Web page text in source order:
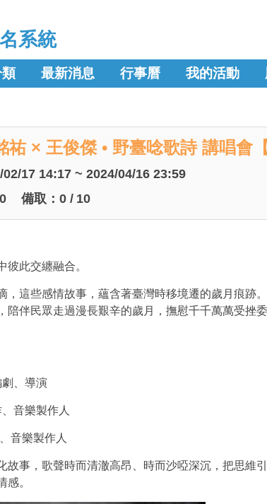
系統
最新消息 行事曆 我的活動
祐 × 王俊傑 • 野臺唸歌詩 講唱會
02/17 14:17 ~ 2024/04/16 23:59
備取：0 / 10
此交纏融合。
，這些感情故事，蘊含著臺灣時移境遷的歲月痕跡
伴民眾走過漫長艱辛的歲月，撫慰千千萬萬受挫
、導演
音樂製作人
音樂製作人
故事，歌聲時而清澈高昂、時而沙啞深沉，把思維
感。